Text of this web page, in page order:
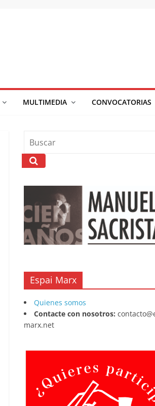
MULTIMEDIA CONVOCATORIAS
Espai Marx
Quienes somos
Contacte con nosotros:
marx.net